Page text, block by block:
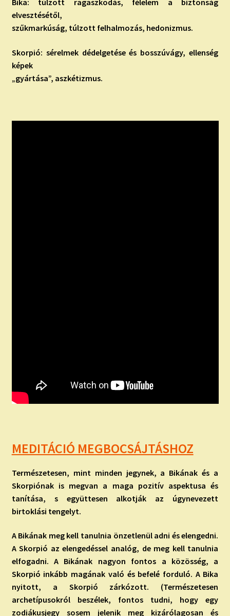
Bika: túlzott ragaszkodás, félelem a biztonság
elvesztésétől,
szűkmarkúság, túlzott felhalmozás, hedonizmus.
Skorpió: sérelmek dédelgetése és bosszúvágy, ellenség
képek
„gyártása”, aszkétizmus.
MEDITÁCIÓ MEGBOCSÁJTÁSHOZ
Természetesen, mint minden jegynek, a Bikának és a
Skorpiónak is megvan a maga pozitív aspektusa és
tanítása, s együttesen alkotják az úgynevezett
birtoklási tengelyt.
A Bikának meg kell tanulnia önzetlenül adni és elengedni.
A Skorpió az elengedéssel analóg, de meg kell tanulnia
elfogadni. A Bikának nagyon fontos a közösség, a
Skorpió inkább magának való és befelé forduló. A Bika
nyitott, a Skorpió zárkózott. (Természetesen
archetípusokról beszélek, fontos tudni, hogy egy
zodiákusjegy sosem jelenik meg kizárólagosan és